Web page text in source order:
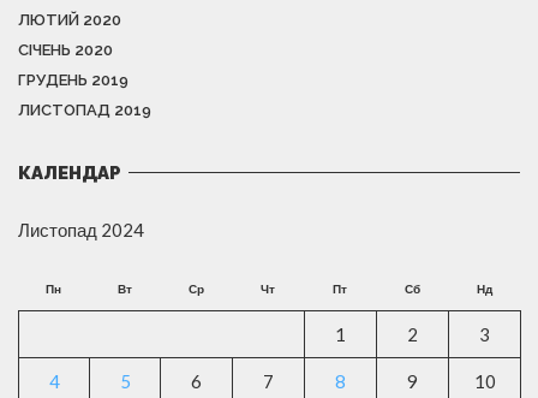
ЛЮТИЙ 2020
СІЧЕНЬ 2020
ГРУДЕНЬ 2019
ЛИСТОПАД 2019
КАЛЕНДАР
Листопад 2024
Пн Вт Ср Чт Пт Сб Нд
1 2 3
4 5 6 7 8 9 10